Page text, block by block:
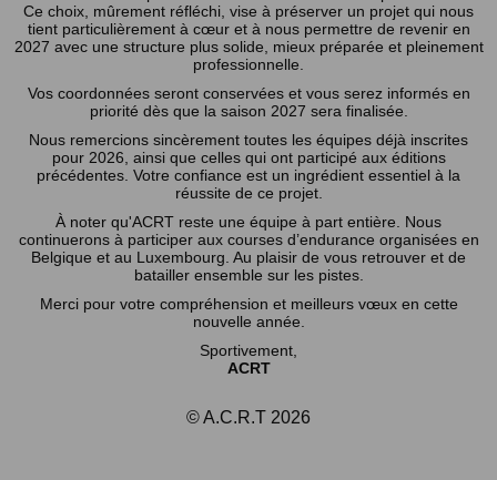
Ce choix, mûrement réfléchi, vise à préserver un projet qui nous
tient particulièrement à cœur et à nous permettre de revenir en
2027 avec une structure plus solide, mieux préparée et pleinement
professionnelle.
Vos coordonnées seront conservées et vous serez informés en
priorité dès que la saison 2027 sera finalisée.
Nous remercions sincèrement toutes les équipes déjà inscrites
pour 2026, ainsi que celles qui ont participé aux éditions
précédentes. Votre confiance est un ingrédient essentiel à la
réussite de ce projet.
À noter qu'ACRT reste une équipe à part entière. Nous
continuerons à participer aux courses d’endurance organisées en
Belgique et au Luxembourg. Au plaisir de vous retrouver et de
batailler ensemble sur les pistes.
Merci pour votre compréhension et meilleurs vœux en cette
nouvelle année.
Sportivement,
ACRT
© A.C.R.T 2026